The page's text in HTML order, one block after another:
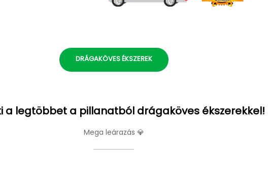
DRÁGAKÖVES ÉKSZEREK
a legtöbbet a pillanatból drágaköves ékszerekkel!
Mega leárazás 💎